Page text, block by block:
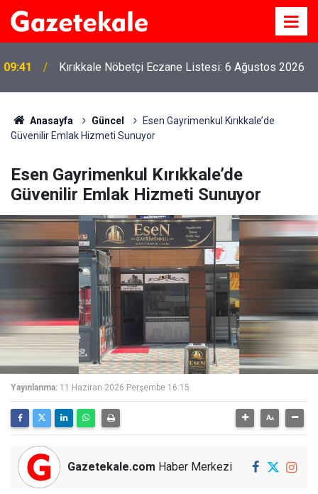
09:41 Kırıkkale Nöbetçi Eczane Listesi: 6 Ağustos 2026
Anasayfa Güncel
Esen Gayrimenkul Kırıkkale’de
Güvenilir Emlak Hizmeti Sunuyor
Esen Gayrimenkul Kırıkkale’de
Güvenilir Emlak Hizmeti Sunuyor
Yayınlanma: 11 Haziran 2026 Perşembe 16:15
Gazetekale.com Haber Merkezi